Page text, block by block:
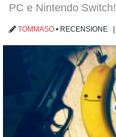
PC e Nintendo Switch!
TOMMASO • RECENSIONE